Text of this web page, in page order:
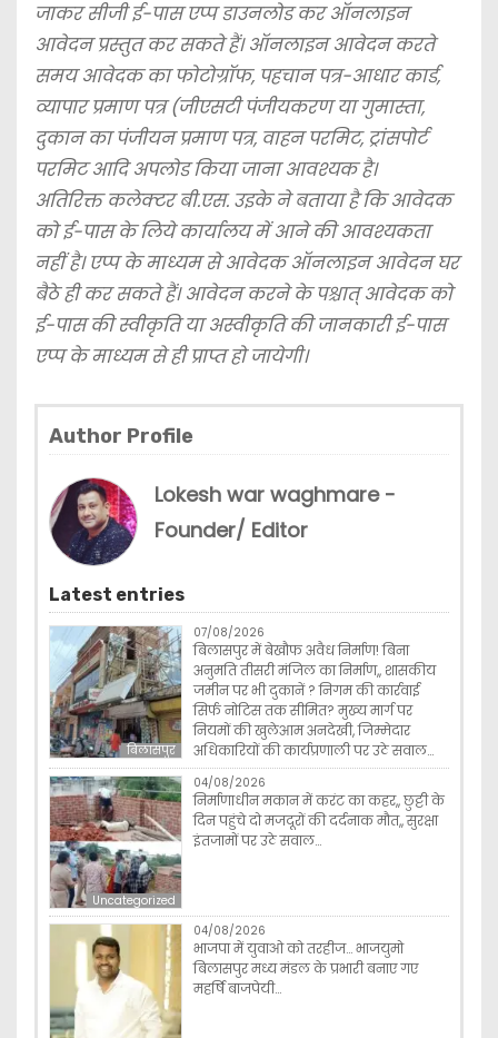
जाकर सीजी ई-पास एप्प डाउनलोड कर ऑनलाइन
आवेदन प्रस्तुत कर सकते हैं। ऑनलाइन आवेदन करते
समय आवेदक का फोटोग्रॉफ, पहचान पत्र-आधार कार्ड,
व्यापार प्रमाण पत्र (जीएसटी पंजीयकरण या गुमास्ता,
दुकान का पंजीयन प्रमाण पत्र, वाहन परमिट, ट्रांसपोर्ट
परमिट आदि अपलोड किया जाना आवश्यक है।
अतिरिक्त कलेक्टर बी.एस. उइके ने बताया है कि आवेदक
को ई-पास के लिये कार्यालय में आने की आवश्यकता
नहीं है। एप्प के माध्यम से आवेदक ऑनलाइन आवेदन घर
बैठे ही कर सकते हैं। आवेदन करने के पश्चात् आवेदक को
ई-पास की स्वीकृति या अस्वीकृति की जानकारी ई-पास
एप्प के माध्यम से ही प्राप्त हो जायेगी।
Author Profile
Lokesh war waghmare -
Founder/ Editor
Latest entries
बिलासपुर
07/08/2026
बिलासपुर में बेखौफ अवैध निर्माण! बिना
अनुमति तीसरी मंजिल का निर्माण,, शासकीय
जमीन पर भी दुकानें ? निगम की कार्रवाई
सिर्फ नोटिस तक सीमित? मुख्य मार्ग पर
नियमों की खुलेआम अनदेखी, जिम्मेदार
अधिकारियों की कार्यप्रणाली पर उठे सवाल…
Uncategorized
04/08/2026
निर्माणाधीन मकान में करंट का कहर,, छुट्टी के
दिन पहुंचे दो मजदूरों की दर्दनाक मौत,, सुरक्षा
इंतजामों पर उठे सवाल…
04/08/2026
भाजपा में युवाओ को तरहीज… भाजयुमो
बिलासपुर मध्य मंडल के प्रभारी बनाए गए
महर्षि बाजपेयी…